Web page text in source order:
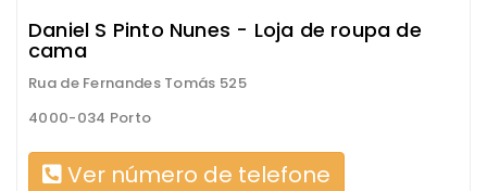
Daniel S Pinto Nunes - Loja de roupa de
cama
Rua de Fernandes Tomás 525
4000-034 Porto
Ver número de telefone